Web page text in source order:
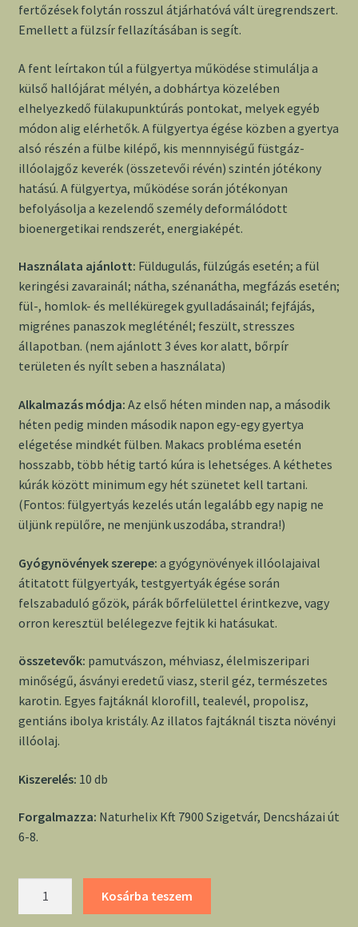
fertőzések folytán rosszul átjárhatóvá vált üregrendszert.
Emellett a fülzsír fellazításában is segít.
A fent leírtakon túl a fülgyertya működése stimulálja a
külső hallójárat mélyén, a dobhártya közelében
elhelyezkedő fülakupunktúrás pontokat, melyek egyéb
módon alig elérhetők. A fülgyertya égése közben a gyertya
alsó részén a fülbe kilépő, kis mennnyiségű füstgáz-
illóolajgőz keverék (összetevői révén) szintén jótékony
hatású. A fülgyertya, működése során jótékonyan
befolyásolja a kezelendő személy deformálódott
bioenergetikai rendszerét, energiaképét.
Használata ajánlott: Füldugulás, fülzúgás esetén; a fül
keringési zavarainál; nátha, szénanátha, megfázás esetén;
fül-, homlok- és melléküregek gyulladásainál; fejfájás,
migrénes panaszok megléténél; feszült, stresszes
állapotban. (nem ajánlott 3 éves kor alatt, bőrpír
területen és nyílt seben a használata)
Alkalmazás módja: Az első héten minden nap, a második
héten pedig minden második napon egy-egy gyertya
elégetése mindkét fülben. Makacs probléma esetén
hosszabb, több hétig tartó kúra is lehetséges. A kéthetes
kúrák között minimum egy hét szünetet kell tartani.
(Fontos: fülgyertyás kezelés után legalább egy napig ne
üljünk repülőre, ne menjünk uszodába, strandra!)
Gyógynövények szerepe: a gyógynövények illóolajaival
átitatott fülgyertyák, testgyertyák égése során
felszabaduló gőzök, párák bőrfelülettel érintkezve, vagy
orron keresztül belélegezve fejtik ki hatásukat.
összetevők: pamutvászon, méhviasz, élelmiszeripari
minőségű, ásványi eredetű viasz, steril géz, természetes
karotin. Egyes fajtáknál klorofill, tealevél, propolisz,
gentiáns ibolya kristály. Az illatos fajtáknál tiszta növényi
illóolaj.
Kiszerelés: 10 db
Forgalmazza: Naturhelix Kft 7900 Szigetvár, Dencsházai út
6-8.
Kosárba teszem